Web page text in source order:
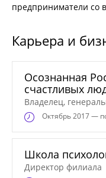
предприниматели со
Карьера и
Осознанная
счастливых
Владелец,
Октябрь2017 —
Школа
Директор филиала